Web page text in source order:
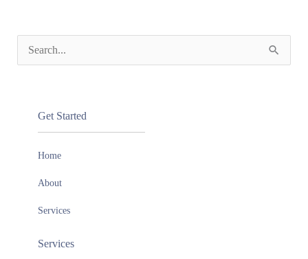
Get Started
Home
About
Services
Services